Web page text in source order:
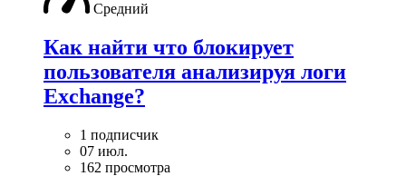
Средний
Как найти что блокирует
пользователя анализируя логи
Exchange?
1 подписчик
07 июл.
162 просмотра